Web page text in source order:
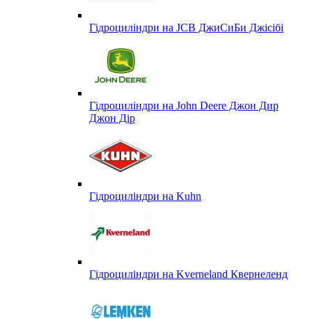
Гідроциліндри на JCB ДжиСиБи Джісібі
Гідроциліндри на John Deere Джон Дир
Джон Дір
Гідроциліндри на Kuhn
Гідроциліндри на Kverneland Квернеленд